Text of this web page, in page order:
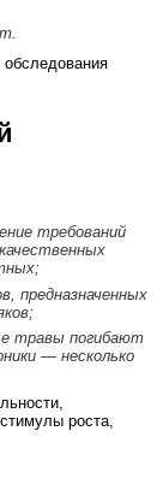
обследования
требований
предназначенных
травы погибают
— несколько
роста,